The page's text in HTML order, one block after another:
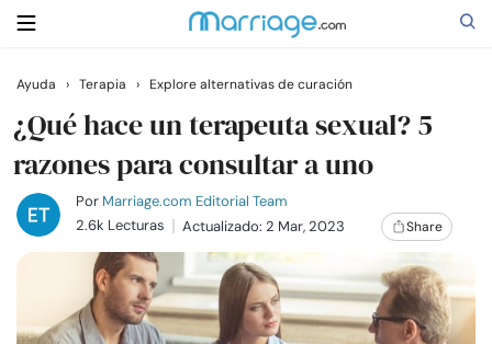
Buscar
Casarse
Relaciones
Familia
Ayuda › Terapia › Explore alternativas de curación
¿Qué hace un terapeuta sexual? 5
razones para consultar a uno
Por Marriage.com Editorial Team
2.6k Lecturas
Actualizado: 2 Mar, 2023 Share